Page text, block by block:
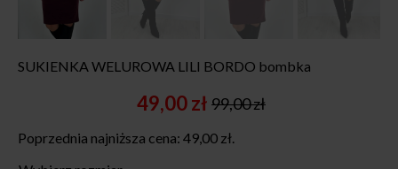
SUKIENKA WELUROWA LILI BORDO bombka
99,00zł
Original
price
was:
49,00złCurrent
price
is:
Poprzednia najniższa cena: 49,00 zł.